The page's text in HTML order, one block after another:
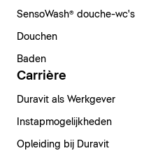
SensoWash® douche-wc's
Douchen
Baden
Carrière
Duravit als Werkgever
Instapmogelijkheden
Opleiding bij Duravit